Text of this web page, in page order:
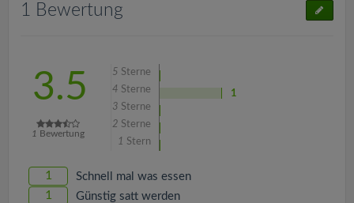
1 Bewertung
3.5
1 Bewertung
5 Sterne
4 Sterne
1
3 Sterne
2 Sterne
1 Stern
1 Schnell mal was essen
1 Günstig satt werden